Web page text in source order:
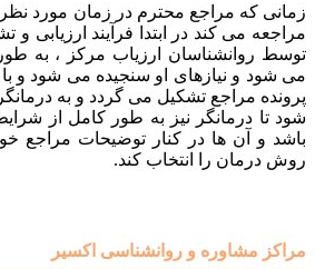
زمانی که مراجع محترم در زمان مورد
مراجعه می کند در ابتدا فرآیند ارزیابی
توسط روانشناسان ارزیاب مرکز ، به
می شود و نیازهای او سنجیده می شود و
پرونده مراجع تشکیل می گردد و به
شود تا درمانگر نیز به طور کامل از
باشد و آن ها در کنار توضیحات مراجع خود
روش درمان را انتخاب کند.
مراکز مشاوره و روانشناسی اکسیر